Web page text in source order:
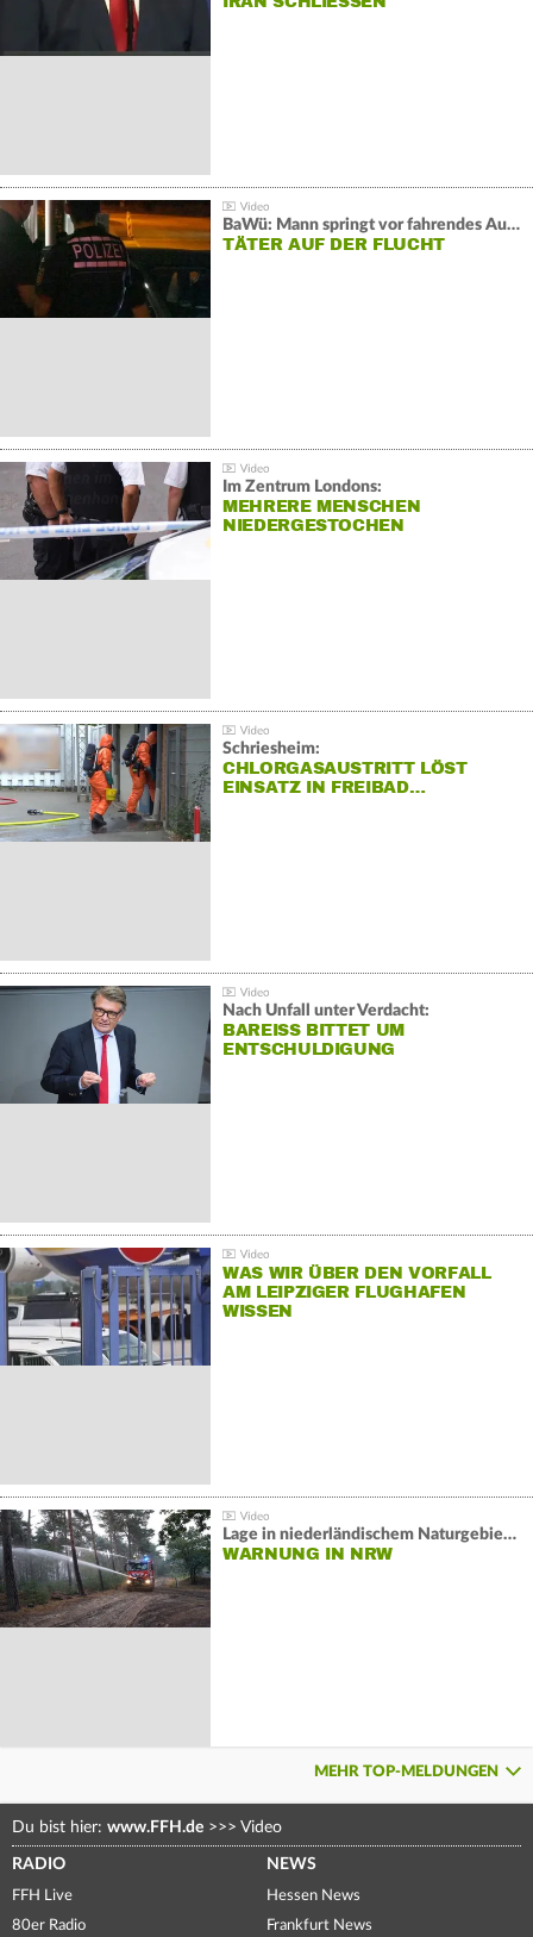
BaWü: Mann springt vor fahrendes Auto und schießt
TÄTER AUF DER FLUCHT
Im Zentrum Londons:
MEHRERE MENSCHEN
NIEDERGESTOCHEN
Schriesheim:
CHLORGASAUSTRITT LÖST
EINSATZ IN FREIBAD…
Nach Unfall unter Verdacht:
BAREISS BITTET UM E
NTSCHULDIGUNG
WAS WIR ÜBER DEN VORFALL
AM LEIPZIGER FLUGHAFEN
WISSEN
Lage in niederländischem Naturgebiet stabil
WARNUNG IN NRW
MEHR TOP-MELDUNGEN
Du bist hier: www.FFH.de >>> Video
RADIO
FFH Live
80er Radio
NEWS
Hessen News
Frankfurt News